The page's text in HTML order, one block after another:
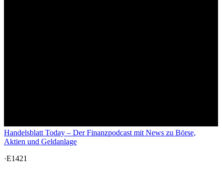
Handelsblatt Today – Der Finanzpodcast mit News zu Börse,
Aktien und Geldanlage
·E1421